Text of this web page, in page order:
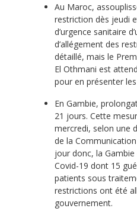
Au Maroc,
restriction dès jeudi
d’urgence sanitaire
d’allégement des
détaillé, mais le
El Othmani est
pour en présenter
En Gambie,
21 jours. Cette
mercredi, selon une
de la
jour donc, la
Covid-19 dont 15
patients sous
restrictions ont été
gouvernement.